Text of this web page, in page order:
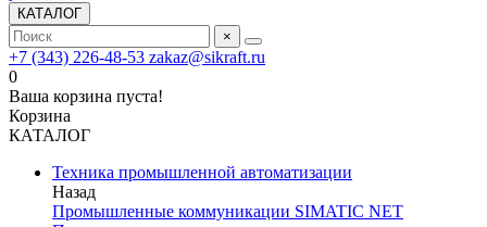
КАТАЛОГ
×
+7 (343) 226-48-53 zakaz@sikraft.ru
0
Ваша корзина пуста!
Корзина
КАТАЛОГ
Техника промышленной автоматизации
Назад
Промышленные коммуникации SIMATIC NET